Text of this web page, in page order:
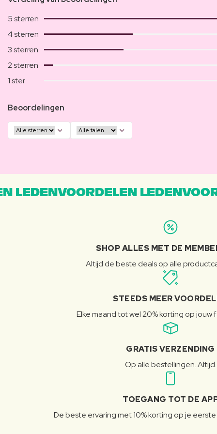
5 sterren
4 sterren
3 sterren
2 sterren
1 ster
Beoordelingen
LEDENVOORDELEN
SHOP ALLES MET DE
Altijd de beste deals op alle
STEEDS MEER
Elke maand tot wel 20% korting op jouw
GRATIS VERZENDING
Op alle bestellingen. Altijd.
TOEGANG TOT DE
De beste ervaring met 10% korting op je